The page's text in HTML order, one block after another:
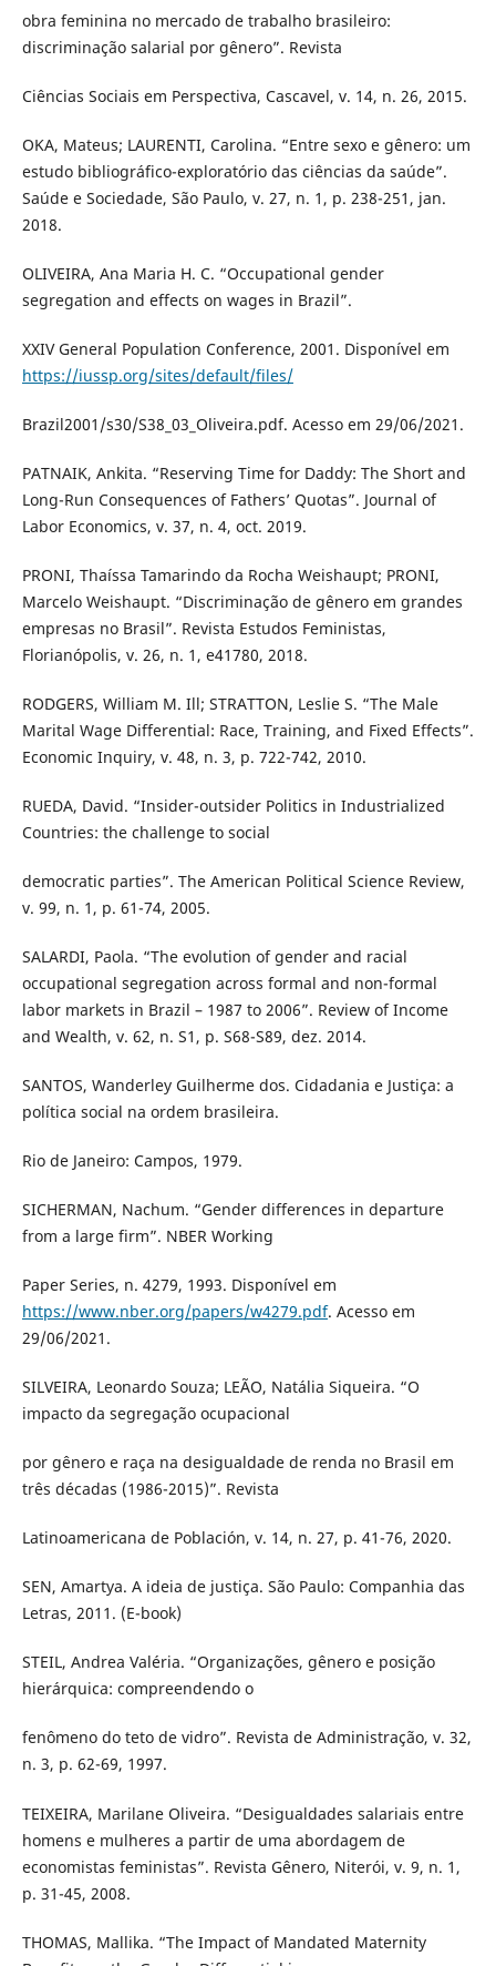
obra feminina no mercado de trabalho brasileiro:
discriminação salarial por gênero”. Revista
Ciências Sociais em Perspectiva, Cascavel, v. 14, n. 26, 2015.
OKA, Mateus; LAURENTI, Carolina. “Entre sexo e gênero: um
estudo bibliográfico-exploratório das ciências da saúde”.
Saúde e Sociedade, São Paulo, v. 27, n. 1, p. 238-251, jan.
2018.
OLIVEIRA, Ana Maria H. C. “Occupational gender
segregation and effects on wages in Brazil”.
XXIV General Population Conference, 2001. Disponível em
https://iussp.org/sites/default/files/
Brazil2001/s30/S38_03_Oliveira.pdf. Acesso em 29/06/2021.
PATNAIK, Ankita. “Reserving Time for Daddy: The Short and
Long-Run Consequences of Fathers’ Quotas”. Journal of
Labor Economics, v. 37, n. 4, oct. 2019.
PRONI, Thaíssa Tamarindo da Rocha Weishaupt; PRONI,
Marcelo Weishaupt. “Discriminação de gênero em grandes
empresas no Brasil”. Revista Estudos Feministas,
Florianópolis, v. 26, n. 1, e41780, 2018.
RODGERS, William M. Ill; STRATTON, Leslie S. “The Male
Marital Wage Differential: Race, Training, and Fixed Effects”.
Economic Inquiry, v. 48, n. 3, p. 722-742, 2010.
RUEDA, David. “Insider-outsider Politics in Industrialized
Countries: the challenge to social
democratic parties”. The American Political Science Review,
v. 99, n. 1, p. 61-74, 2005.
SALARDI, Paola. “The evolution of gender and racial
occupational segregation across formal and non-formal
labor markets in Brazil – 1987 to 2006”. Review of Income
and Wealth, v. 62, n. S1, p. S68-S89, dez. 2014.
SANTOS, Wanderley Guilherme dos. Cidadania e Justiça: a
política social na ordem brasileira.
Rio de Janeiro: Campos, 1979.
SICHERMAN, Nachum. “Gender differences in departure
from a large firm”. NBER Working
Paper Series, n. 4279, 1993. Disponível em
https://www.nber.org/papers/w4279.pdf. Acesso em
29/06/2021.
SILVEIRA, Leonardo Souza; LEÃO, Natália Siqueira. “O
impacto da segregação ocupacional
por gênero e raça na desigualdade de renda no Brasil em
três décadas (1986-2015)”. Revista
Latinoamericana de Población, v. 14, n. 27, p. 41-76, 2020.
SEN, Amartya. A ideia de justiça. São Paulo: Companhia das
Letras, 2011. (E-book)
STEIL, Andrea Valéria. “Organizações, gênero e posição
hierárquica: compreendendo o
fenômeno do teto de vidro”. Revista de Administração, v. 32,
n. 3, p. 62-69, 1997.
TEIXEIRA, Marilane Oliveira. “Desigualdades salariais entre
homens e mulheres a partir de uma abordagem de
economistas feministas”. Revista Gênero, Niterói, v. 9, n. 1,
p. 31-45, 2008.
THOMAS, Mallika. “The Impact of Mandated Maternity